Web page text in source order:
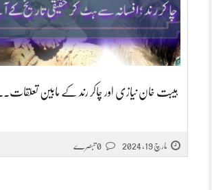
ہیبت خان نیازی اور چاکر رند کے مابین
مارچ 19, 2024